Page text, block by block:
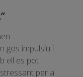
gos impulsiu i
ell es pot
per a